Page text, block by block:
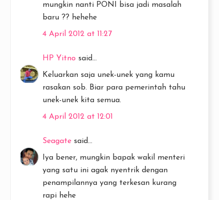
mungkin nanti PONI bisa jadi masalah
baru ?? hehehe
4 April 2012 at 11:27
HP Yitno said...
Keluarkan saja unek-unek yang kamu
rasakan sob. Biar para pemerintah tahu
unek-unek kita semua.
4 April 2012 at 12:01
Seagate said...
Iya bener, mungkin bapak wakil menteri
yang satu ini agak nyentrik dengan
penampilannya yang terkesan kurang
rapi hehe